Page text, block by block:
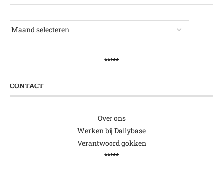
*****
CONTACT
Over ons
Werken bij Dailybase
Verantwoord gokken
*****